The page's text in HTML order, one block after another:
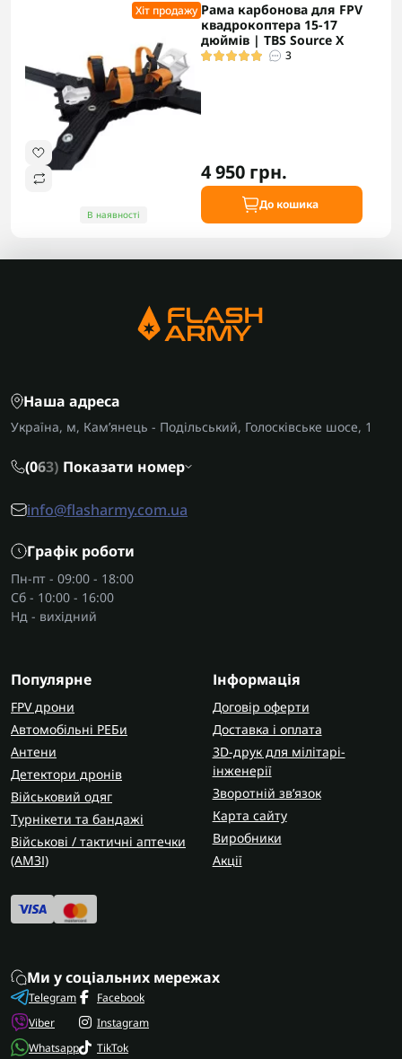
Хіт продажу
В наявності
Рама карбонова для FPV
квадрокоптера 15-17
дюймів | TBS Source X
3
4 950 грн.
До кошика
Наша адреса
Україна, м, Кам’янець - Подільський, Голосківське шосе, 1
(063) Показати номер
info@flasharmy.com.ua
Графік роботи
Пн-пт - 09:00 - 18:00
Сб - 10:00 - 16:00
Нд - вихідний
Популярне
FPV дрони
Автомобільні РЕБи
Антени
Детектори дронів
Військовий одяг
Турнікети та бандажі
Військові / тактичні аптечки
(AMЗІ)
Інформація
Договір оферти
Доставка і оплата
3D-друк для мілітарі-
інженерії
Зворотній зв’язок
Карта сайту
Виробники
Акції
Ми у соціальних мережах
Telegram
Viber
Whatsapp
Facebook
Instagram
TikTok